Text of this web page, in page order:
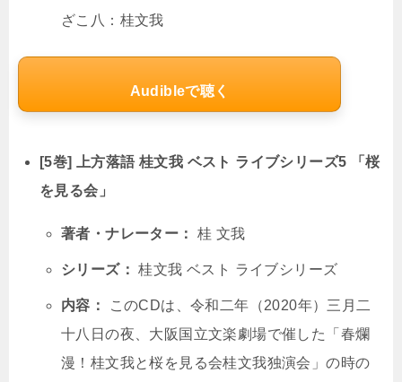
ざこ八：桂文我
Audibleで聴く
[5巻] 上方落語 桂文我 ベスト ライブシリーズ5 「桜
を見る会」
著者・ナレーター： 桂 文我
シリーズ： 桂文我 ベスト ライブシリーズ
内容：
このCDは、令和二年（2020年）三月二
十八日の夜、大阪国立文楽劇場で催した「春爛
漫！桂文我と桜を見る会桂文我独演会」の時の